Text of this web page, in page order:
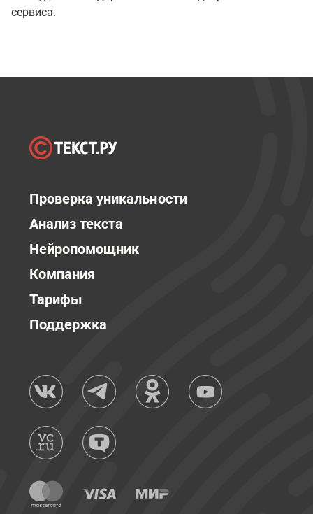
сервиса.
Проверка уникальности
Анализ текста
Нейропомощник
Компания
Тарифы
Поддержка